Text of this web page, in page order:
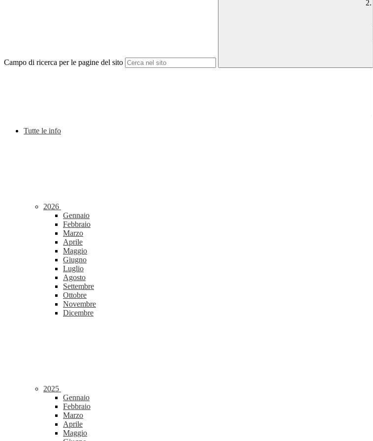
Campo di ricerca per le pagine del sito
Tutte le info
2026
Gennaio
Febbraio
Marzo
Aprile
Maggio
Giugno
Luglio
Agosto
Settembre
Ottobre
Novembre
Dicembre
2025
Gennaio
Febbraio
Marzo
Aprile
Maggio